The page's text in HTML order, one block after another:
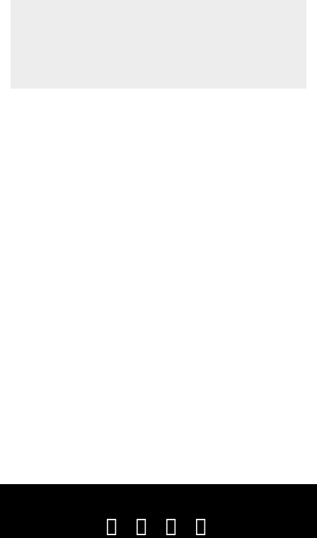
Instagram
Facebook
Twitter